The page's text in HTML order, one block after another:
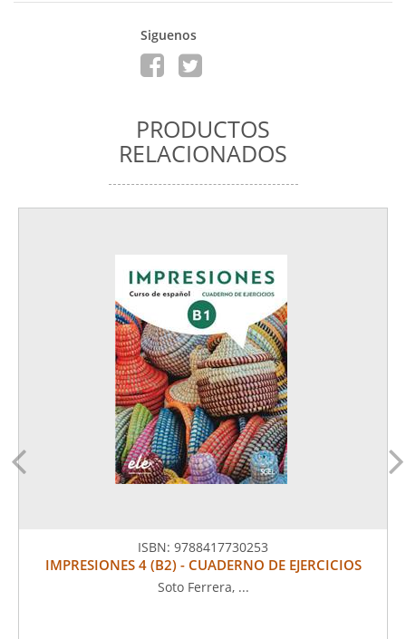
Siguenos
PRODUCTOS
RELACIONADOS
ISBN: 9788417730253
IMPRESIONES 4 (B2) - CUADERNO DE EJERCICIOS
Soto Ferrera, ...